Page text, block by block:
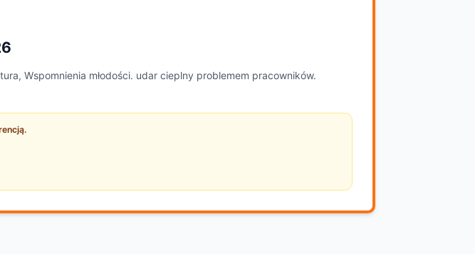
Wspomnienia młodości. udar cieplny problemem pracowników.